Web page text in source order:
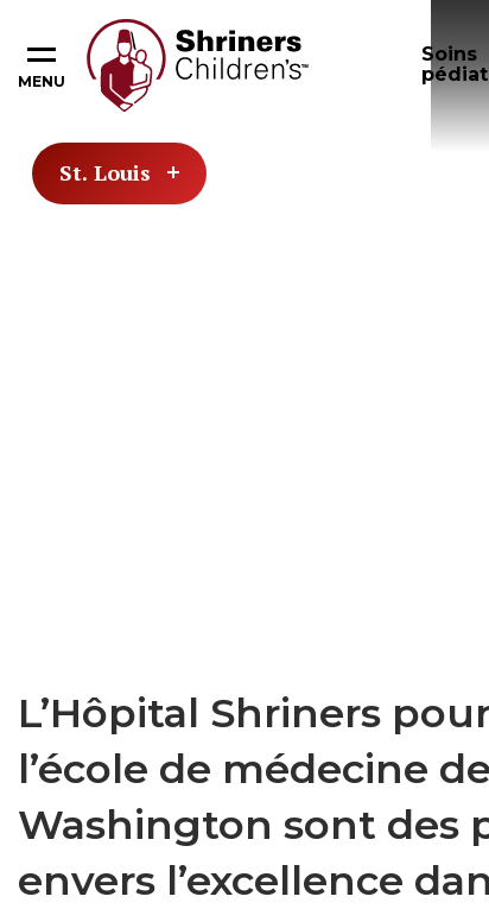
MENU
Soins
St. Louis
L’Hôpital Shriners
l’école de médecine
Washington sont des
envers l’excellence